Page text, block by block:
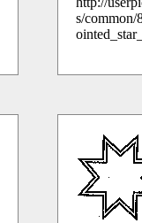
s/common/